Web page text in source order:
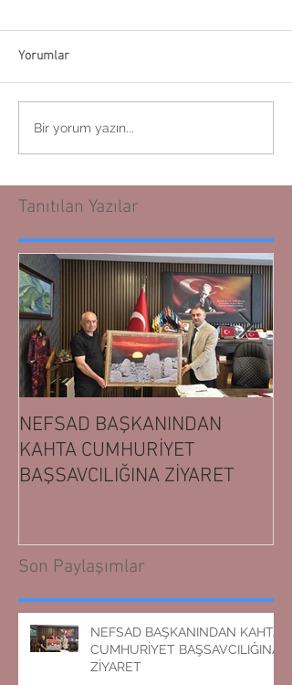
Yorumlar
Bir yorum yazın...
Tanıtılan Yazılar
NEFSAD BAŞKANINDAN
KAHTA CUMHURİYET
BAŞSAVCILIĞINA ZİYARET
Son Paylaşımlar
NEFSAD BAŞKANINDAN KAHTA
CUMHURİYET BAŞSAVCILIĞINA
ZİYARET